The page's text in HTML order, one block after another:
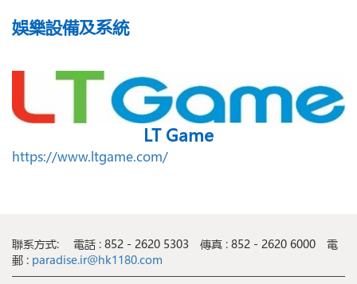
娛樂設備及系統
LT Game
https://www.ltgame.com/
聯系方式: 電話 : 852 - 2620 5303 傳真 : 852 - 2620 6000
電
郵 : paradise.ir@hk1180.com